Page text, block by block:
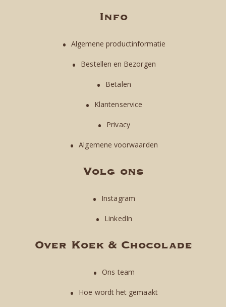
Info
Algemene productinformatie
Bestellen en Bezorgen
Betalen
Klantenservice
Privacy
Algemene voorwaarden
Volg ons
Instagram
LinkedIn
Over Koek & Chocolade
Ons team
Hoe wordt het gemaakt